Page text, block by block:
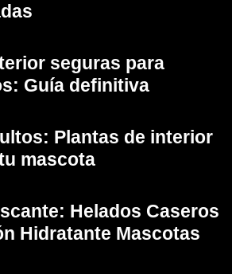
seguras para
Guía definitiva
Plantas de interior
mascota
Helados Caseros
Hidratante Mascotas
12